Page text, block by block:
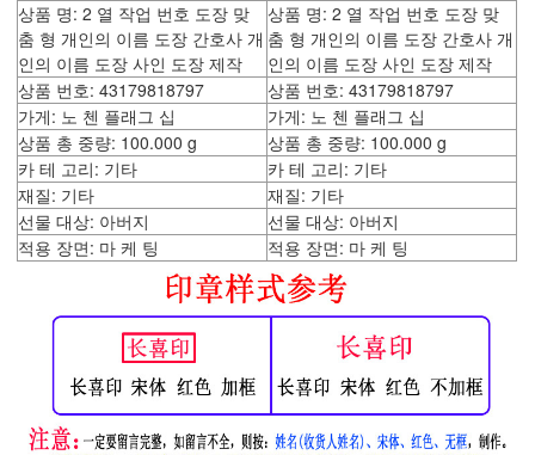
상품 명: 2 열 작업 번호 도장 맞
춤 형 개인의 이름 도장 간호사 개
인의 이름 도장 사인 도장 제작
상품 명: 2 열 작업 번호 도장 맞
춤 형 개인의 이름 도장 간호사 개
인의 이름 도장 사인 도장 제작
상품 번호: 43179818797
상품 번호: 43179818797
가게: 노 첸 플래그 십
가게: 노 첸 플래그 십
상품 총 중량: 100.000 g
상품 총 중량: 100.000 g
카 테 고리: 기타
카 테 고리: 기타
재질: 기타
재질: 기타
선물 대상: 아버지
선물 대상: 아버지
적용 장면: 마 케 팅
적용 장면: 마 케 팅